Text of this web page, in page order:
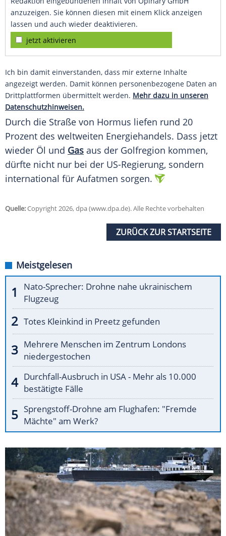
anzuzeigen. Sie können diesen mit einem Klick anzeigen
lassen und auch wieder deaktivieren.
jetzt aktivieren
Ich bin damit einverstanden, dass mir externe Inhalte
angezeigt werden. Damit können personenbezogene Daten an
Drittplattformen übermittelt werden. Mehr dazu in unseren
Datenschutzhinweisen.
Durch die Straße von Hormus liefen rund 20
Prozent des weltweiten Energiehandels. Dass jetzt
wieder Öl und Gas aus der Golfregion kommen,
dürfte nicht nur bei der US-Regierung, sondern
international für Aufatmen sorgen.
Quelle:Copyright 2026, dpa (www.dpa.de). Alle Rechte vorbehalten
ZURÜCK ZUR STARTSEITE
Meistgelesen
Nato-Sprecher: Drohne nahe ukrainischem
Flugzeug
Totes Kleinkind in Preetz gefunden
Mehrere Menschen im Zentrum Londons
niedergestochen
Durchfall-Ausbruch in USA - Mehr als 10.000
bestätigte Fälle
Sprengstoff-Drohne am Flughafen: "Fremde
Mächte" am Werk?